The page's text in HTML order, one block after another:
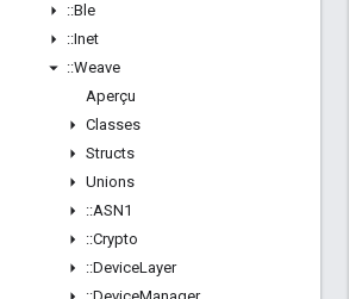
::Ble
::Inet
::Weave
Aperçu
Classes
Structs
Unions
::ASN1
::Crypto
::DeviceLayer